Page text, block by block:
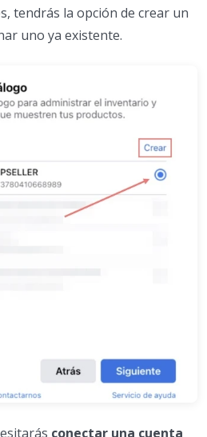
tendrás la opción de crear un
uno ya existente.
conectar una cuenta